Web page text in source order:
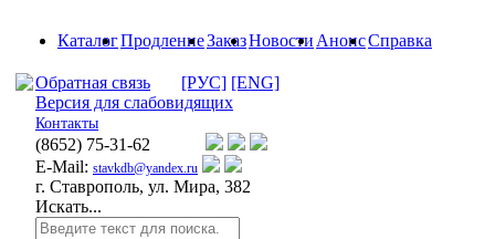
КаталогПродлениеЗаказНовости АнонсСправка
Обратная связь [РУС] [ENG]
Версия для слабовидящих
Контакты
(8652) 75-31-62
E-Mail: stavkdb@yandex.ru
г. Ставрополь, ул. Мира, 382
Искать...